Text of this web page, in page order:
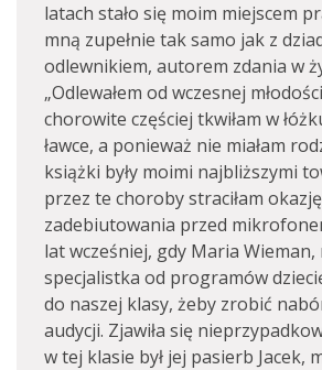
latach stało się moim miejscem
mną zupełnie tak samo jak z
odlewnikiem, autorem zdania w
„Odlewałem od wczesnej
chorowite częściej tkwiłam w
ławce, a ponieważ nie miałam
książki były moimi najbliższymi
przez te choroby straciłam
zadebiutowania przed
lat wcześniej, gdy Maria Wieman,
specjalistka od programów
do naszej klasy, żeby zrobić
audycji. Zjawiła się
w tej klasie był jej pasierb Jacek,